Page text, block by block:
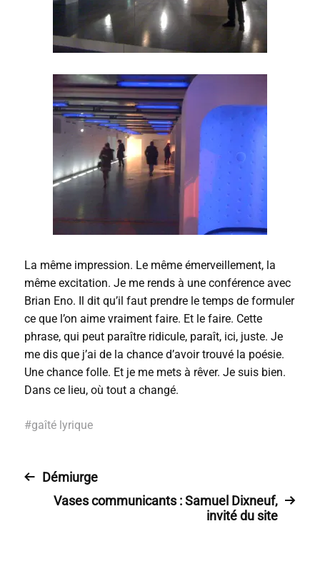
La même impression. Le même émerveillement, la
même excitation. Je me rends à une conférence avec
Brian Eno. Il dit qu’il faut prendre le temps de formuler
ce que l’on aime vraiment faire. Et le faire. Cette
phrase, qui peut paraître ridicule, paraît, ici, juste. Je
me dis que j’ai de la chance d’avoir trouvé la poésie.
Une chance folle. Et je me mets à rêver. Je suis bien.
Dans ce lieu, où tout a changé.
#gaîté lyrique
Démiurge
Vases communicants : Samuel Dixneuf,
invité du site